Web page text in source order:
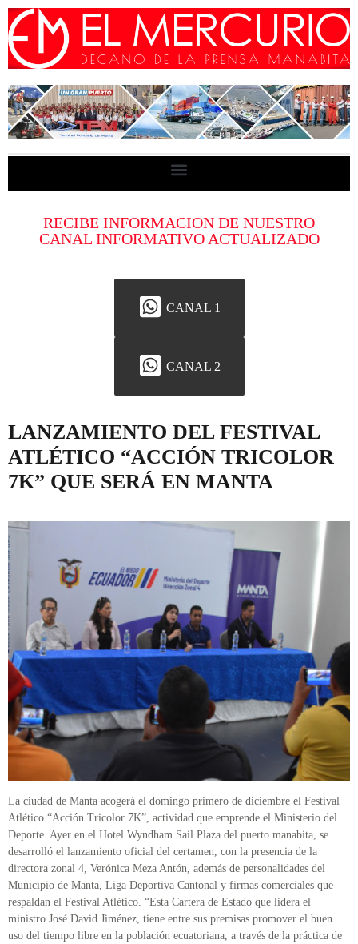
RECIBE INFORMACION DE NUESTRO
CANAL INFORMATIVO ACTUALIZADO
CANAL 1
CANAL 2
LANZAMIENTO DEL FESTIVAL
ATLÉTICO “ACCIÓN TRICOLOR
7K” QUE SERÁ EN MANTA
La ciudad de Manta acogerá el domingo primero de diciembre el Festival
Atlético “Acción Tricolor 7K”, actividad que emprende el Ministerio del
Deporte. Ayer en el Hotel Wyndham Sail Plaza del puerto manabita, se
desarrolló el lanzamiento oficial del certamen, con la presencia de la
directora zonal 4, Verónica Meza Antón, además de personalidades del
Municipio de Manta, Liga Deportiva Cantonal y firmas comerciales que
respaldan el Festival Atlético. “Esta Cartera de Estado que lidera el
ministro José David Jiménez, tiene entre sus premisas promover el buen
uso del tiempo libre en la población ecuatoriana, a través de la práctica de